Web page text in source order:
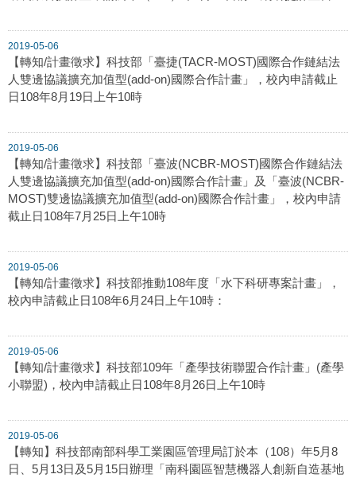
2019-05-06
【轉知/計畫徵求】科技部「臺捷(TACR-MOST)國際合作鏈結法
人雙邊協議擴充加值型(add-on)國際合作計畫」，校內申請截止
日108年8月19日上午10時
2019-05-06
【轉知/計畫徵求】科技部「臺波(NCBR-MOST)國際合作鏈結法
人雙邊協議擴充加值型(add-on)國際合作計畫」及「臺波(NCBR-
MOST)雙邊協議擴充加值型(add-on)國際合作計畫」，校內申請
截止日108年7月25日上午10時
2019-05-06
【轉知/計畫徵求】科技部推動108年度「水下科研專案計畫」，
校內申請截止日108年6月24日上午10時：
2019-05-06
【轉知/計畫徵求】科技部109年「產學技術聯盟合作計畫」(產學
小聯盟)，校內申請截止日108年8月26日上午10時
2019-05-06
【轉知】科技部南部科學工業園區管理局訂於本（108）年5月8
日、5月13日及5月15日辦理「南科園區智慧機器人創新自造基地